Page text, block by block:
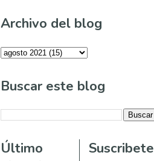
Archivo del blog
Buscar este blog
Último
Suscribete